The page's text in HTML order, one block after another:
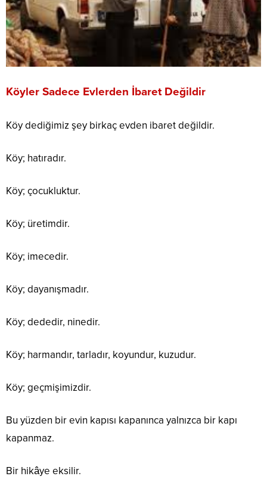
Köyler Sadece Evlerden İbaret Değildir
Köy dediğimiz şey birkaç evden ibaret değildir.
Köy; hatıradır.
Köy; çocukluktur.
Köy; üretimdir.
Köy; imecedir.
Köy; dayanışmadır.
Köy; dededir, ninedir.
Köy; harmandır, tarladır, koyundur, kuzudur.
Köy; geçmişimizdir.
Bu yüzden bir evin kapısı kapanınca yalnızca bir kapı
kapanmaz.
Bir hikâye eksilir.